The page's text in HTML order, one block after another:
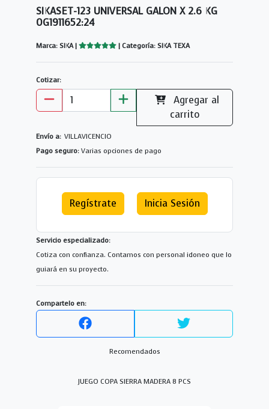
SIKASET-123 UNIVERSAL GALON X 2.6 KG
0G1911652:24
Marca: SIKA | | Categoría: SIKA TEXA
Cotizar:
Agregar al
carrito
Envío a: VILLAVICENCIO
Pago seguro: Varias opciones de pago
Regístrate Inicia Sesión
Servicio especializado:
Cotiza con confianza. Contamos con personal idoneo que lo
guiará en su proyecto.
Compartelo en:
Recomendados
JUEGO COPA SIERRA MADERA 8 PCS